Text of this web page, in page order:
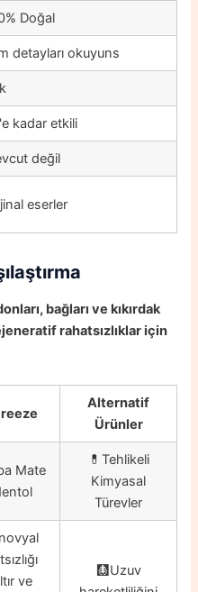
Doğal
detayları okuyuns
kadar etkili
değil
eserler
bağları ve kıkırdak
rahatsızlıklar için
Alternatif
Ürünler
Mate
💊Tehlikeli
Kimyasal
Türevler
ve
🩻Uzuv